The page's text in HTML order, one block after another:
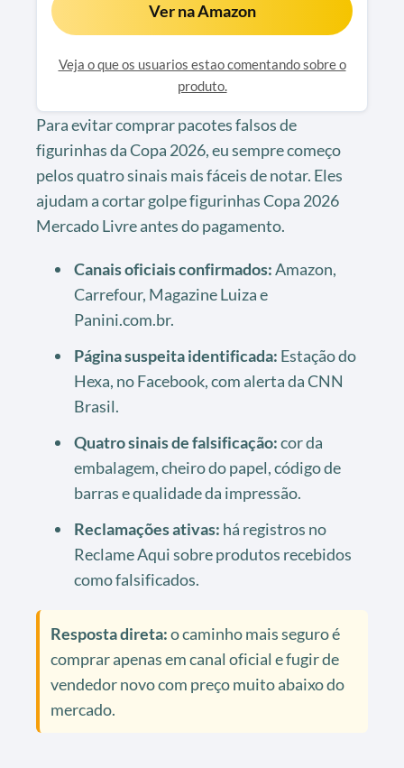
Ver na Amazon
Veja o que os usuarios estao comentando sobre o
produto.
Para evitar comprar pacotes falsos de
figurinhas da Copa 2026, eu sempre começo
pelos quatro sinais mais fáceis de notar. Eles
ajudam a cortar golpe figurinhas Copa 2026
Mercado Livre antes do pagamento.
Canais oficiais confirmados:Amazon,
Carrefour, Magazine Luiza e
Panini.com.br.
Página suspeita identificada: Estação do
Hexa, no Facebook, com alerta da CNN
Brasil.
Quatro sinais de falsificação:cor da
embalagem, cheiro do papel, código de
barras e qualidade da impressão.
Reclamações ativas: há registros no
Reclame Aqui sobre produtos recebidos
como falsificados.
Resposta direta:o caminho mais seguro é
comprar apenas em canal oficial e fugir de
vendedor novo com preço muito abaixo do
mercado.